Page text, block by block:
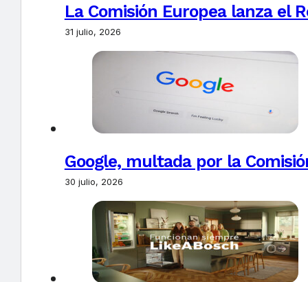
La Comisión Europea lanza el
31 julio, 2026
Google, multada por la
30 julio, 2026